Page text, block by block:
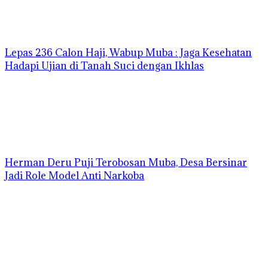
Lepas 236 Calon Haji, Wabup Muba : Jaga Kesehatan
Hadapi Ujian di Tanah Suci dengan Ikhlas
Herman Deru Puji Terobosan Muba, Desa Bersinar
Jadi Role Model Anti Narkoba